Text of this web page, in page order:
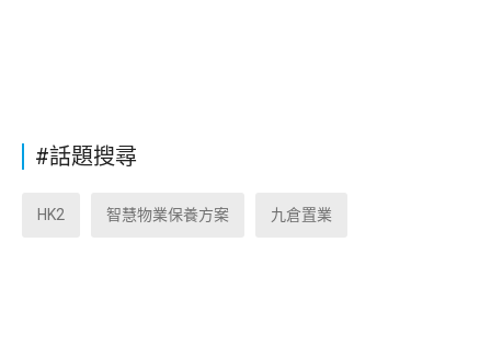
#話題搜尋
HK2 智慧物業保養方案 九倉置業